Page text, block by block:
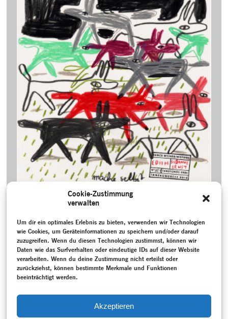
Cookie-Zustimmung
verwalten
Um dir ein optimales Erlebnis zu bieten, verwenden wir Technologien
wie Cookies, um Geräteinformationen zu speichern und/oder darauf
zuzugreifen. Wenn du diesen Technologien zustimmst, können wir
Daten wie das Surfverhalten oder eindeutige IDs auf dieser Website
verarbeiten. Wenn du deine Zustimmung nicht erteilst oder
zurückziehst, können bestimmte Merkmale und Funktionen
beeinträchtigt werden.
Akzeptieren
Auf dem Tanzkongress 2013 begleitete ein von
TANZFONDS beauftragtes Graphic Recording­Team die
Teilnehmenden und fragte sie nach ihrem eigenen
Tanzerbe. Die gesammelten persönlichen, lustigen,
traurigen, poetischen Zeichnungen für den eigenen
Gebrauch.